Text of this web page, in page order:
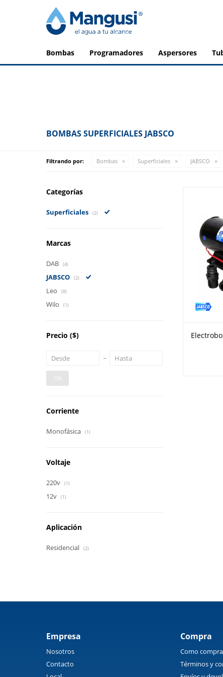
bombas programadores aspersores
BOMBAS SUPERFICIALES JABSCO
Filtrando por: Bombas Superficiales JABSCO
Categorías
Superficiales (2)
Marcas
DAB (4)
JABSCO (2)
Leo (8)
Wilo (1)
Precio ($)
OK
Corriente
Monofásica (1)
Voltaje
220v (1)
12v (1)
Aplicación
Residencial (2)
Empresa
Nosotros
Contacto
Compra
Como
Términos y